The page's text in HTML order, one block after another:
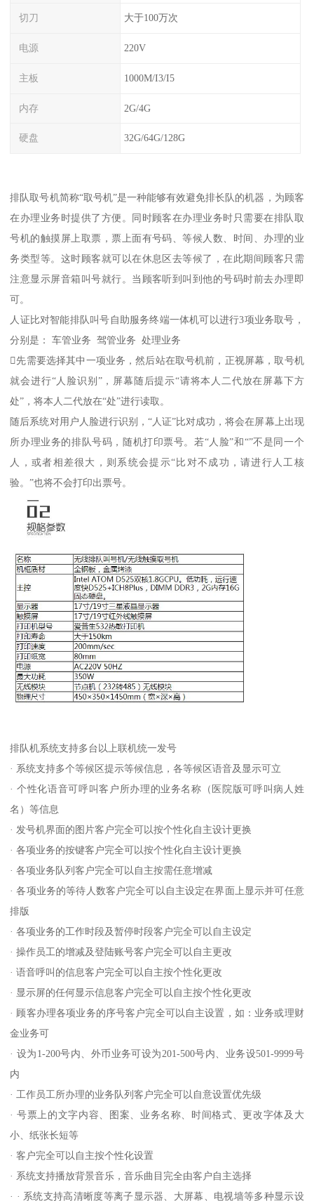
切刀 大于100万次
电源 220V
主板 1000M/I3/I5
内存 2G/4G
硬盘 32G/64G/128G
排队取号机简称“取号机”是一种能够有效避免排长队的机器，为顾客
在办理业务时提供了方便。同时顾客在办理业务时只需要在排队取
号机的触摸屏上取票，票上面有号码、等候人数、时间、办理的业
务类型等。这时顾客就可以在休息区去等候了，在此期间顾客只需
注意显示屏音箱叫号就行。当顾客听到叫到他的号码时前去办理即
可。
人证比对智能排队叫号自助服务终端一体机可以进行3项业务取号，
分别是： 车管业务 驾管业务 处理业务
先需要选择其中一项业务，然后站在取号机前，正视屏幕，取号机
就会进行“人脸识别”，屏幕随后提示“请将本人二代放在屏幕下方
处”，将本人二代放在“处”进行读取。
随后系统对用户人脸进行识别，“人证”比对成功，将会在屏幕上出现
所办理业务的排队号码，随机打印票号。若“人脸”和“”不是同一个
人，或者相差很大，则系统会提示“比对不成功，请进行人工核
验。”也将不会打印出票号。
排队机系统支持多台以上联机统一发号
· 系统支持多个等候区提示等候信息，各等候区语音及显示可立
· 个性化语音可呼叫客户所办理的业务名称（医院版可呼叫病人姓
名）等信息
· 发号机界面的图片客户完全可以按个性化自主设计更换
· 各项业务的按键客户完全可以按个性化自主设计更换
· 各项业务队列客户完全可以自主按需任意增减
· 各项业务的等待人数客户完全可以自主设定在界面上显示并可任意
排版
· 各项业务的工作时段及暂停时段客户完全可以自主设定
· 操作员工的增减及登陆账号客户完全可以自主更改
· 语音呼叫的信息客户完全可以自主按个性化更改
· 显示屏的任何显示信息客户完全可以自主按个性化更改
· 顾客办理各项业务的序号客户完全可以自主设置，如：业务或理财
金业务可
· 设为1-200号内、外币业务可设为201-500号内、业务设501-9999号
内
· 工作员工所办理的业务队列客户完全可以自意设置优先级
· 号票上的文字内容、图案、业务名称、时间格式、更改字体及大
小、纸张长短等
· 客户完全可以自主按个性化设置
· 系统支持播放背景音乐，音乐曲目完全由客户自主选择
· · 系统支持高清晰度等离子显示器、大屏幕、电视墙等多种显示设